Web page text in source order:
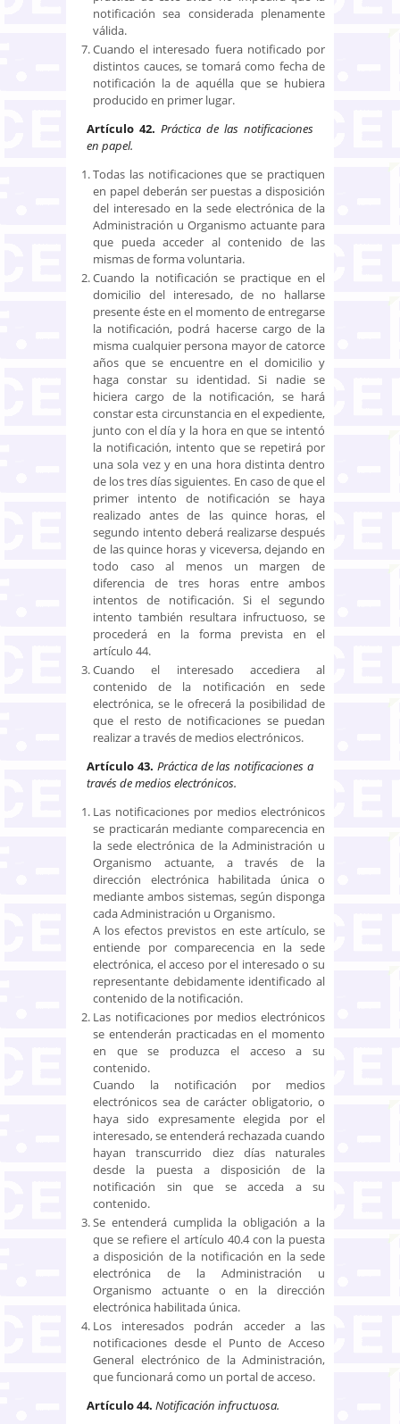
notificación sea considerada plenamente
válida.
Cuando el interesado fuera notificado por
distintos cauces, se tomará como fecha de
notificación la de aquélla que se hubiera
producido en primer lugar.
Artículo 42. Práctica de las notificaciones
en papel.
Todas las notificaciones que se practiquen
en papel deberán ser puestas a disposición
del interesado en la sede electrónica de la
Administración u Organismo actuante para
que pueda acceder al contenido de las
mismas de forma voluntaria.
Cuando la notificación se practique en el
domicilio del interesado, de no hallarse
presente éste en el momento de entregarse
la notificación, podrá hacerse cargo de la
misma cualquier persona mayor de catorce
años que se encuentre en el domicilio y
haga constar su identidad. Si nadie se
hiciera cargo de la notificación, se hará
constar esta circunstancia en el expediente,
junto con el día y la hora en que se intentó
la notificación, intento que se repetirá por
una sola vez y en una hora distinta dentro
de los tres días siguientes. En caso de que el
primer intento de notificación se haya
realizado antes de las quince horas, el
segundo intento deberá realizarse después
de las quince horas y viceversa, dejando en
todo caso al menos un margen de
diferencia de tres horas entre ambos
intentos de notificación. Si el segundo
intento también resultara infructuoso, se
procederá en la forma prevista en el
artículo 44.
Cuando el interesado accediera al
contenido de la notificación en sede
electrónica, se le ofrecerá la posibilidad de
que el resto de notificaciones se puedan
realizar a través de medios electrónicos.
Artículo 43. Práctica de las notificaciones a
través de medios electrónicos.
Las notificaciones por medios electrónicos
se practicarán mediante comparecencia en
la sede electrónica de la Administración u
Organismo actuante, a través de la
dirección electrónica habilitada única o
mediante ambos sistemas, según disponga
cada Administración u Organismo.
A los efectos previstos en este artículo, se
entiende por comparecencia en la sede
electrónica, el acceso por el interesado o su
representante debidamente identificado al
contenido de la notificación.
Las notificaciones por medios electrónicos
se entenderán practicadas en el momento
en que se produzca el acceso a su
contenido.
Cuando la notificación por medios
electrónicos sea de carácter obligatorio, o
haya sido expresamente elegida por el
interesado, se entenderá rechazada cuando
hayan transcurrido diez días naturales
desde la puesta a disposición de la
notificación sin que se acceda a su
contenido.
Se entenderá cumplida la obligación a la
que se refiere el artículo 40.4 con la puesta
a disposición de la notificación en la sede
electrónica de la Administración u
Organismo actuante o en la dirección
electrónica habilitada única.
Los interesados podrán acceder a las
notificaciones desde el Punto de Acceso
General electrónico de la Administración,
que funcionará como un portal de acceso.
Artículo 44. Notificación infructuosa.